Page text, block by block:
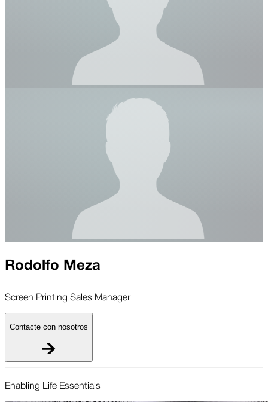
Rodolfo Meza
Screen Printing Sales Manager
Contacte con nosotros
Enabling Life Essent­ials